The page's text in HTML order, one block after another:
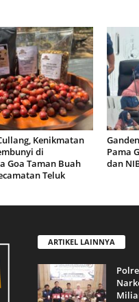
Kenikmatan
di
Goa Taman Buah
Teluk
Pama
dan
ARTIKEL LAINNYA